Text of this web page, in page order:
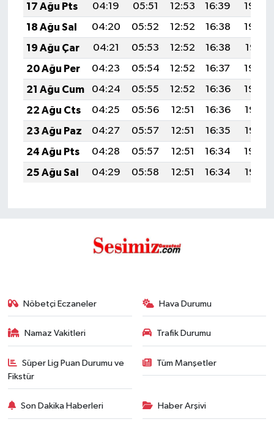
17 Ağu Pts
04:19 05:51 12:53 16:39
19:44
18 Ağu Sal
04:20 05:52 12:52 16:38
19:43
19 Ağu Çar
04:21 05:53 12:52 16:38
19:41
20 Ağu Per
04:23 05:54 12:52 16:37
19:40
21 Ağu Cum
04:24 05:55 12:52 16:36
19:39
22 Ağu Cts
04:25 05:56 12:51 16:36
19:37
23 Ağu Paz
04:27 05:57 12:51 16:35
19:36
24 Ağu Pts
04:28 05:57 12:51 16:34
19:34
25 Ağu Sal
04:29 05:58 12:51 16:34 19:33
Nöbetçi Eczaneler Hava Durumu
Namaz Vakitleri Trafik Durumu
Süper Lig Puan Durumu ve
Fikstür
Tüm Manşetler
Son Dakika Haberleri Haber Arşivi